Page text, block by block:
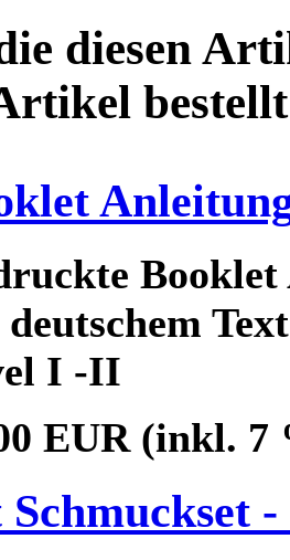
diesen
Text
I -II
EUR (inkl. 7